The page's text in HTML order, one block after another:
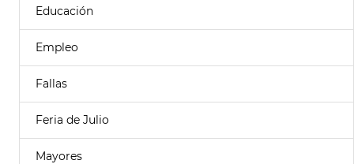
Educación
Empleo
Fallas
Feria de Julio
Mayores